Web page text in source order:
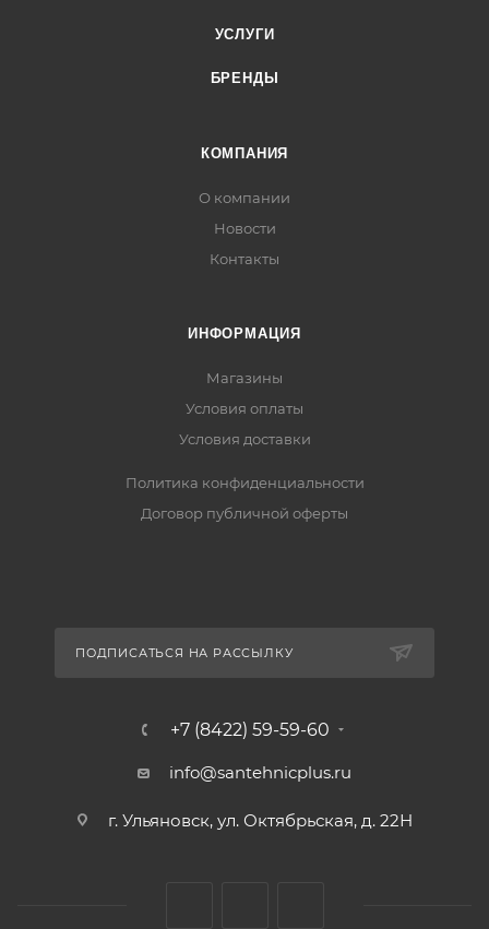
УСЛУГИ
БРЕНДЫ
КОМПАНИЯ
О компании
Новости
Контакты
ИНФОРМАЦИЯ
Магазины
Условия оплаты
Условия доставки
Политика конфиденциальности
Договор публичной оферты
ПОДПИСАТЬСЯ НА РАССЫЛКУ
+7 (8422) 59-59-60
info@santehnicplus.ru
г. Ульяновск, ул. Октябрьская, д. 22Н